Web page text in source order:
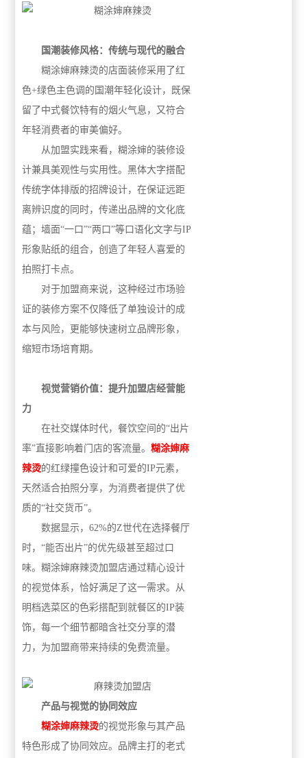
国潮装修风格：传统与现代的融合
糊涂婶麻辣烫的店面装修采用了红
色+绿色主色调的国潮年轻化设计，既保
留了中式餐饮特有的烟火气息，又符合
年轻消费者的审美偏好。
从加盟实践来看，糊涂婶的装修设
计兼具美观性与实用性。黑体大字搭配
传统字体排版的招牌设计，在保证远距
离辨识度的同时，传递出品牌的文化底
蕴；墙面“一口”“两口”等口语化文字与IP
形象贴纸的组合，创造了年轻人喜爱的
拍照打卡点。
对于加盟商来说，这种经过市场验
证的装修方案不仅降低了单独设计的成
本与风险，更能够快速树立品牌形象，
缩短市场培育期。
视觉营销价值：提升加盟店经营能
力
在社交媒体时代，餐饮空间的“出片
率”直接影响着门店的客流量。糊涂婶麻
辣烫的红绿撞色设计和可爱的IP元素，
天然适合拍照分享，为消费者提供了优
质的“社交货币”。
数据显示，62%的Z世代在选择餐厅
时，“能否出片”的优先级甚至超过口
味。糊涂婶麻辣烫加盟店通过精心设计
的视觉体系，恰好满足了这一需求。从
明档选菜区的色彩搭配到就餐区的IP装
饰，每一个细节都暗含社交分享的潜
力，为加盟商带来持续的免费流量。
产品与视觉的协同效应
糊涂婶麻辣烫的视觉形象与其产品
特色形成了协同效应。品牌主打的老式